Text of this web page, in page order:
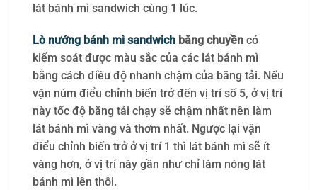
lát bánh mì sandwich cùng 1 lúc.
Lò nướng bánh mì sandwich băng chuyền có
kiểm soát được màu sắc của các lát bánh mì
bằng cách điều độ nhanh chậm của băng tải. Nếu
vặn núm điểu chỉnh biến trở đến vị trí số 5, ở vị trí
này tốc độ băng tải chạy sẽ chậm nhất nên làm
lát bánh mì vàng và thơm nhất. Ngược lại vặn
điểu chỉnh biến trở ở vị trí 1 thì lát bánh mì sẽ ít
vàng hơn, ở vị trí này gần như chỉ làm nóng lát
bánh mì lên thôi.